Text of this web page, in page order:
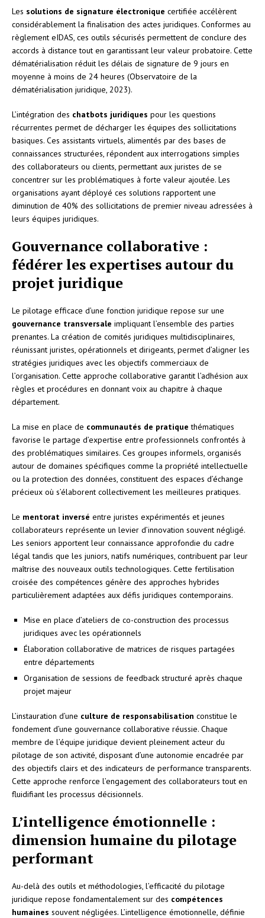
Les solutions de signature électronique certifiée accélèrent
considérablement la finalisation des actes juridiques. Conformes au
règlement eIDAS, ces outils sécurisés permettent de conclure des
accords à distance tout en garantissant leur valeur probatoire. Cette
dématérialisation réduit les délais de signature de 9 jours en
moyenne à moins de 24 heures (Observatoire de la
dématérialisation juridique, 2023).
L’intégration des chatbots juridiques pour les questions
récurrentes permet de décharger les équipes des sollicitations
basiques. Ces assistants virtuels, alimentés par des bases de
connaissances structurées, répondent aux interrogations simples
des collaborateurs ou clients, permettant aux juristes de se
concentrer sur les problématiques à forte valeur ajoutée. Les
organisations ayant déployé ces solutions rapportent une
diminution de 40% des sollicitations de premier niveau adressées à
leurs équipes juridiques.
Gouvernance collaborative :
fédérer les expertises autour du
projet juridique
Le pilotage efficace d’une fonction juridique repose sur une
gouvernance transversale impliquant l’ensemble des parties
prenantes. La création de comités juridiques multidisciplinaires,
réunissant juristes, opérationnels et dirigeants, permet d’aligner les
stratégies juridiques avec les objectifs commerciaux de
l’organisation. Cette approche collaborative garantit l’adhésion aux
règles et procédures en donnant voix au chapitre à chaque
département.
La mise en place de communautés de pratique thématiques
favorise le partage d’expertise entre professionnels confrontés à
des problématiques similaires. Ces groupes informels, organisés
autour de domaines spécifiques comme la propriété intellectuelle
ou la protection des données, constituent des espaces d’échange
précieux où s’élaborent collectivement les meilleures pratiques.
Le mentorat inversé entre juristes expérimentés et jeunes
collaborateurs représente un levier d’innovation souvent négligé.
Les seniors apportent leur connaissance approfondie du cadre
légal tandis que les juniors, natifs numériques, contribuent par leur
maîtrise des nouveaux outils technologiques. Cette fertilisation
croisée des compétences génère des approches hybrides
particulièrement adaptées aux défis juridiques contemporains.
Mise en place d’ateliers de co-construction des processus
juridiques avec les opérationnels
Élaboration collaborative de matrices de risques partagées
entre départements
Organisation de sessions de feedback structuré après chaque
projet majeur
L’instauration d’une culture de responsabilisation constitue le
fondement d’une gouvernance collaborative réussie. Chaque
membre de l’équipe juridique devient pleinement acteur du
pilotage de son activité, disposant d’une autonomie encadrée par
des objectifs clairs et des indicateurs de performance transparents.
Cette approche renforce l’engagement des collaborateurs tout en
fluidifiant les processus décisionnels.
L’intelligence émotionnelle :
dimension humaine du pilotage
performant
Au-delà des outils et méthodologies, l’efficacité du pilotage
juridique repose fondamentalement sur des compétences
humaines souvent négligées. L’intelligence émotionnelle, définie